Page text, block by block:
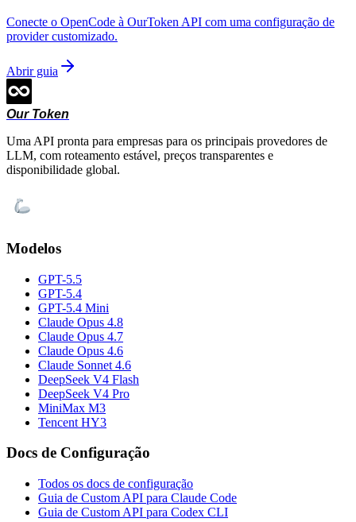
Conecte o OpenCode à OurToken API com uma configuração de
provider customizado.
Abrir guia
Our Token
Uma API pronta para empresas para os principais provedores de
LLM, com roteamento estável, preços transparentes e
disponibilidade global.
Modelos
GPT-5.5
GPT-5.4
GPT-5.4 Mini
Claude Opus 4.8
Claude Opus 4.7
Claude Opus 4.6
Claude Sonnet 4.6
DeepSeek V4 Flash
DeepSeek V4 Pro
MiniMax M3
Tencent HY3
Docs de Configuração
Todos os docs de configuração
Guia de Custom API para Claude Code
Guia de Custom API para Codex CLI